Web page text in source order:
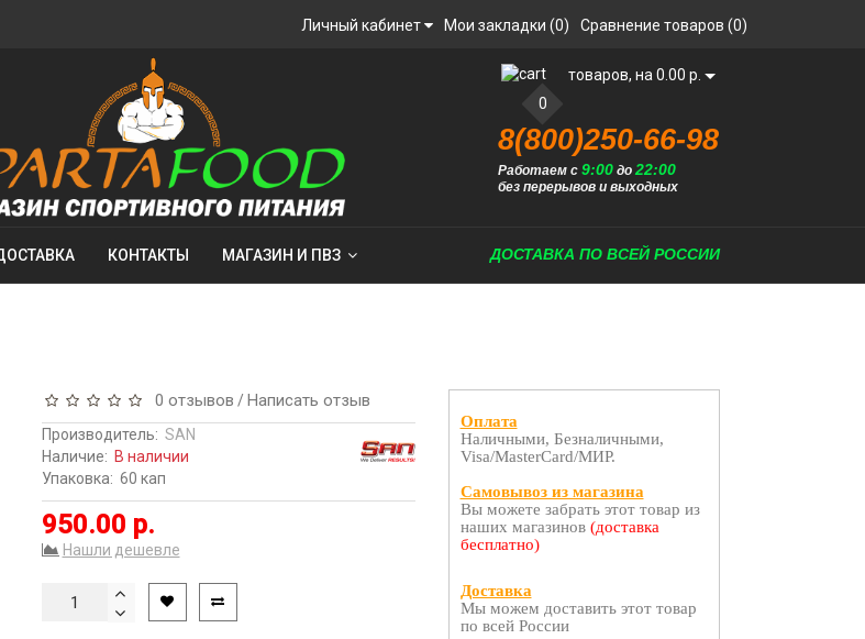
Личный кабинет Мои закладки (0) Сравнение товаров (0)
0
товаров, на 0.00 р.
8(800)250-66-98
Работаем с9:00 до22:00
без перерывов и выходных
КОНТАКТЫ МАГАЗИН И ПВЗ ДОСТАВКА ПО ВСЕЙ РОССИИ
0 отзывов / Написать отзыв
Производитель: SAN
Наличие: В наличии
Упаковка: 60 кап
950.00 р.
Нашли дешевле
Оплата
Наличными, Безналичными,
Visa/MasterCard/МИР.
Самовывоз из магазина
Вы можете забрать этот товар из
наших магазинов (доставка
бесплатно)
Доставка
Мы можем доставить этот товар
по всей России